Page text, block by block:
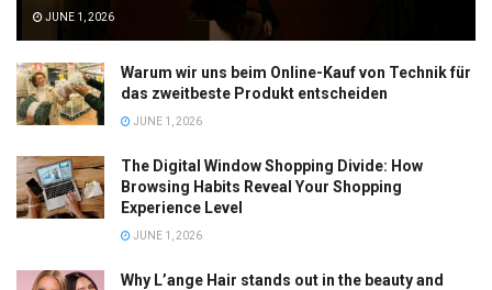
JUNE 1, 2026
Warum wir uns beim Online-Kauf von Technik für
das zweitbeste Produkt entscheiden
JUNE 1, 2026
The Digital Window Shopping Divide: How
Browsing Habits Reveal Your Shopping
Experience Level
JUNE 1, 2026
Why L’ange Hair stands out in the beauty and